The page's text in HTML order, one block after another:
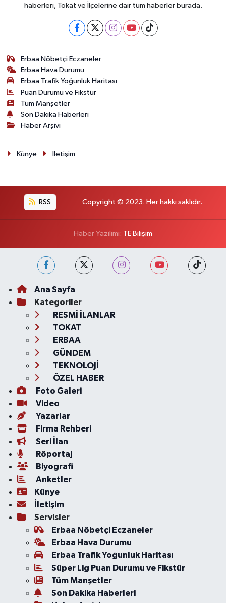
haberleri, Tokat ve İlçelerine dair tüm haberler burada.
Erbaa Nöbetçi Eczaneler
Erbaa Hava Durumu
Erbaa Trafik Yoğunluk Haritası
Puan Durumu ve Fikstür
Tüm Manşetler
Son Dakika Haberleri
Haber Arşivi
Künye İletişim
RSS Copyright © 2023. Her hakkı saklıdır.
Haber Yazılımı: TE Bilişim
Ana Sayfa
Kategoriler
RESMİ İLANLAR
TOKAT
ERBAA
GÜNDEM
TEKNOLOJİ
ÖZEL HABER
Foto Galeri
Video
Yazarlar
Firma Rehberi
Seri İlan
Röportaj
Biyografi
Anketler
Künye
İletişim
Servisler
Erbaa Nöbetçi Eczaneler
Erbaa Hava Durumu
Erbaa Trafik Yoğunluk Haritası
Süper Lig Puan Durumu ve Fikstür
Tüm Manşetler
Son Dakika Haberleri